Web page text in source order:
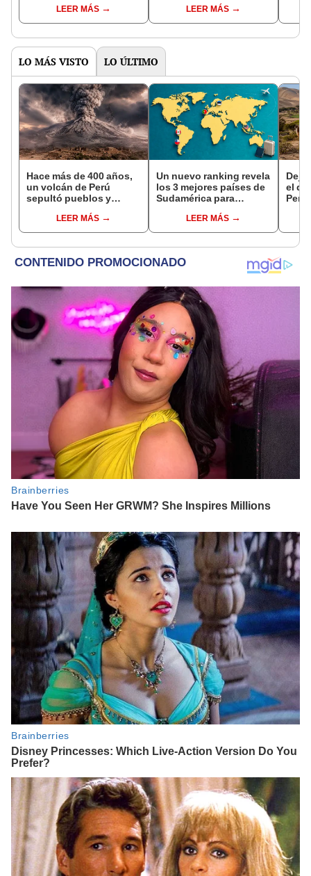
bosques milenarios de
la Patagonia
LEER MÁS
con unoLEER MÁS
LO MÁS VISTO LO ÚLTIMO
Hace más de 400 años,
un volcán de Perú
sepultó pueblos y
veranos más fríos de la
historia: sigue bajo
LEER MÁS
Un nuevo ranking revela
los 3 mejores países de
Sudamérica para
qué puesto quedó
Perú?
LEER MÁS
Dejó
el